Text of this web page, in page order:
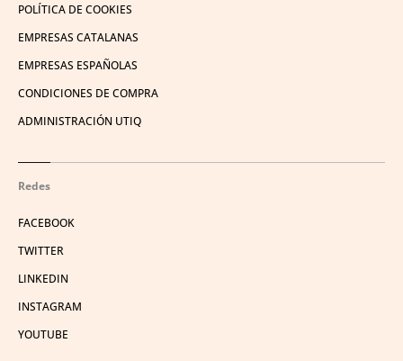
POLÍTICA DE COOKIES
EMPRESAS CATALANAS
EMPRESAS ESPAÑOLAS
CONDICIONES DE COMPRA
ADMINISTRACIÓN UTIQ
Redes
FACEBOOK
TWITTER
LINKEDIN
INSTAGRAM
YOUTUBE